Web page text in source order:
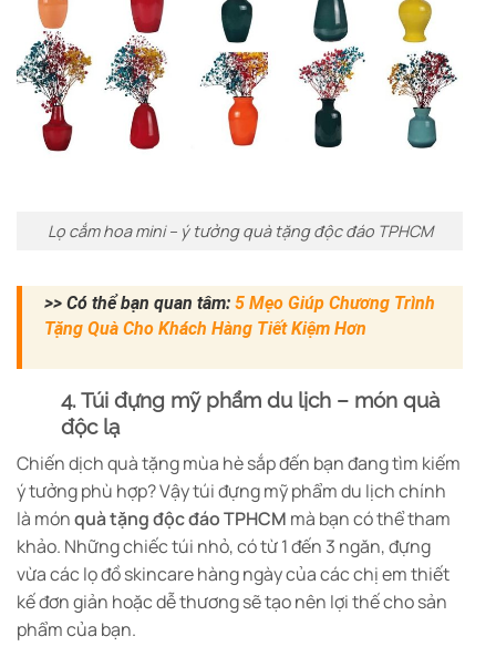
Lọ cắm hoa mini – ý tưởng quà tặng độc đáo TPHCM
>> Có thể bạn quan tâm: 5 Mẹo Giúp Chương Trình
Tặng Quà Cho Khách Hàng Tiết Kiệm Hơn
4. Túi đựng mỹ phẩm du lịch – món quà
độc lạ
Chiến dịch quà tặng mùa hè sắp đến bạn đang tìm kiếm
ý tưởng phù hợp? Vậy túi đựng mỹ phẩm du lịch chính
là mónquà tặng độc đáo TPHCM mà bạn có thể tham
khảo. Những chiếc túi nhỏ, có từ 1 đến 3 ngăn, đựng
vừa các lọ đồ skincare hàng ngày của các chị em thiết
kế đơn giản hoặc dễ thương sẽ tạo nên lợi thế cho sản
phẩm của bạn.